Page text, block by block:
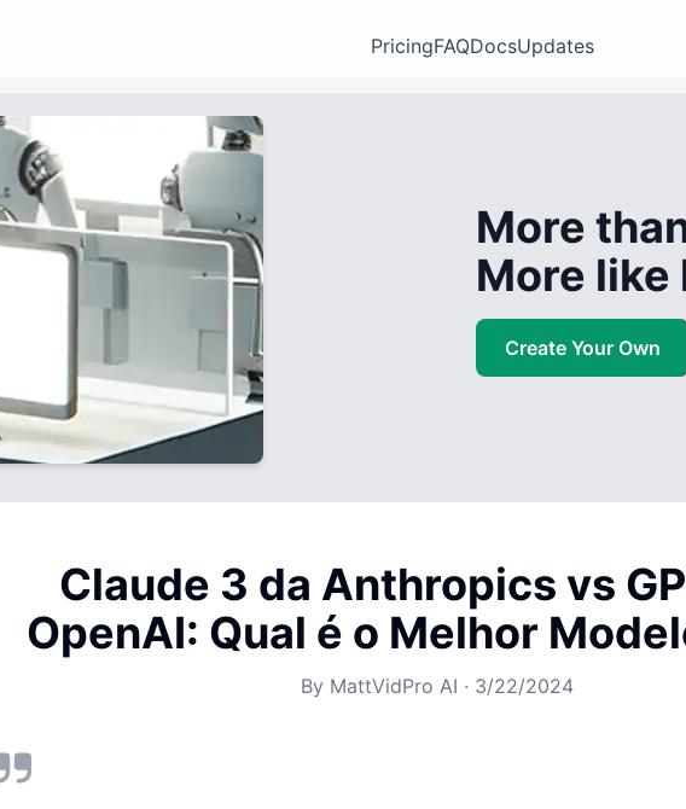
PricingFAQDocsUpdates
More
More like
Create Your Own
Claude 3 da Anthropics vs
OpenAI: Qual é o Melhor
By MattVidPro AI · 3/22/2024